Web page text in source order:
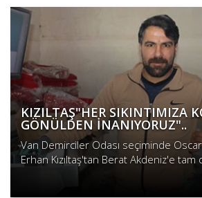
KIZILTAŞ"HER SIKINTIMIZA
GÖNÜLDEN İNANIYORUZ"..
Van Demirciler Odası seçiminde
Erhan Kızıltaş'tan Berat Akdeniz'e tam